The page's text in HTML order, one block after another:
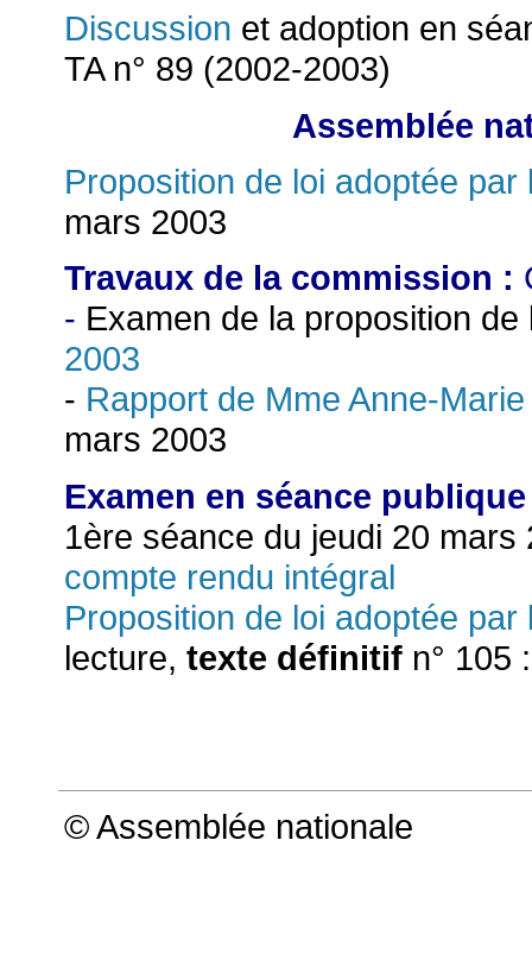
Discussion et adoption en
TA n° 89 (2002-2003)
Assemblée
Proposition de loi adoptée par
mars 2003
Travaux de la commission :
- Examen de la proposition
2003
- Rapport de Mme Anne-
mars 2003
Examen en séance
1ère séance du jeudi 20
compte rendu intégral
Proposition de loi adoptée
lecture, texte définitif n° 105 :
© Assemblée nationale